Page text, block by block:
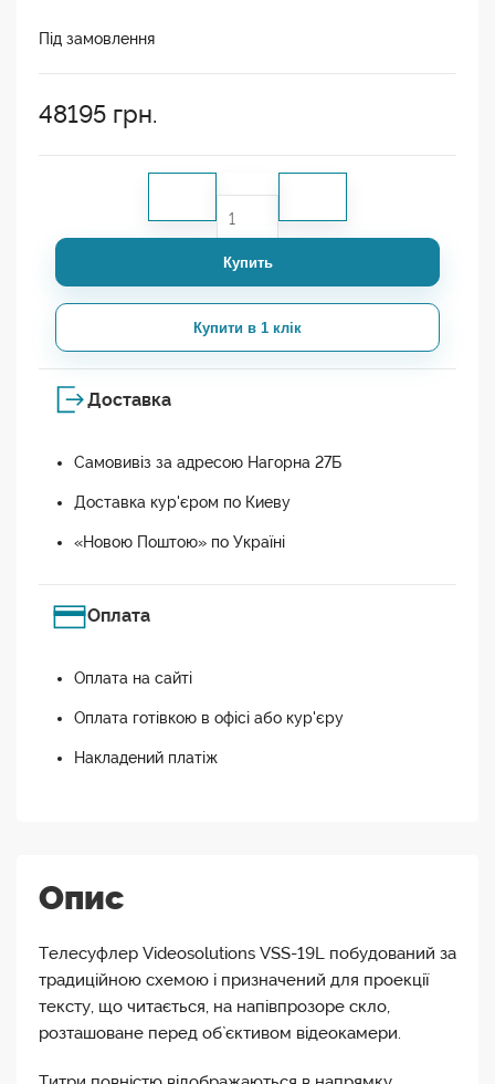
Під замовлення
48195 грн.
Купить
Купити в 1 клік
Доставка
Самовивіз за адресою Нагорна 27Б
Доставка кур'єром по Киеву
«Новою Поштою» по Україні
Оплата
Оплата на сайті
Оплата готівкою в офісі або кур'єру
Накладений платіж
Опис
Телесуфлер Videosolutions VSS-19L побудований за
традиційною схемою і призначений для проекції
тексту, що читається, на напівпрозоре скло,
розташоване перед об`єктивом відеокамери.